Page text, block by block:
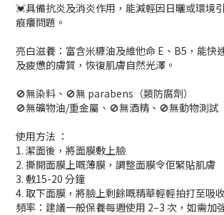
💓具備抗炎及消炎作用，能減輕因日曬或環境
痕癢問題。
亮白滋養：富含米糠油及維他命 E、B5，能快
及疲憊的膚質，恢復肌膚自然光澤。
🚫無染料、🚫無 parabens（類防腐劑）
🚫無礦物油/重金屬、🚫無酒精、🚫無動物測試
使用方法 ：
1. 潔面後，將面膜敷上臉
2. 撕開面膜上嘅薄膜，調整面膜令佢緊貼肌膚
3. 敷15-20 分鐘
4. 取下面膜，將臉上剩餘嘅精華輕輕拍打至吸收
頻率：建議一般保養每週使用 2–3 次，如需加